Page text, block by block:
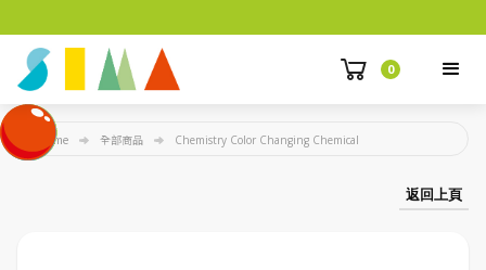
0
Home 全部商品 Chemistry Color Changing Chemical
返回上頁